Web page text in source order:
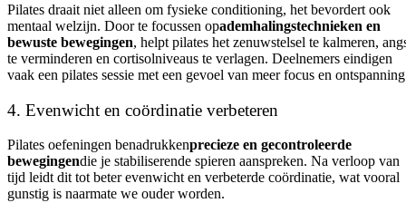
Pilates draait niet alleen om fysieke conditioning, het bevordert ook
mentaal welzijn. Door te focussen opademhalingstechnieken en
bewuste bewegingen, helpt pilates het zenuwstelsel te kalmeren,
te verminderen en cortisolniveaus te verlagen. Deelnemers eindigen
vaak een pilates sessie met een gevoel van meer focus en
4. Evenwicht en coördinatie verbeteren
Pilates oefeningen benadrukkenprecieze en gecontroleerde
bewegingendie je stabiliserende spieren aanspreken. Na verloop van
tijd leidt dit tot beter evenwicht en verbeterde coördinatie, wat vooral
gunstig is naarmate we ouder worden.